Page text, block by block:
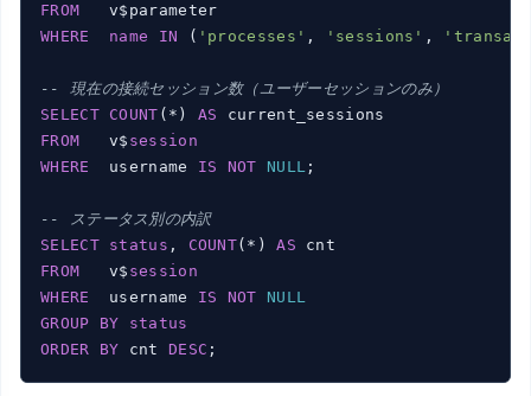
FROM
WHERE
name IN ( 'processes' , 'sessions' ,
-- 現在の接続セッション数（ユーザーセッションのみ）
SELECT
COUNT (*) AS
FROM
   v$
session
WHERE
  username
IS NOT NULL ;
-- ステータス別の内訳
SELECT
status , COUNT(*) AS
FROM
   v$
session
WHERE
  username
IS NOT
NULL
GROUP
BY
status
ORDER
BY cnt DESC